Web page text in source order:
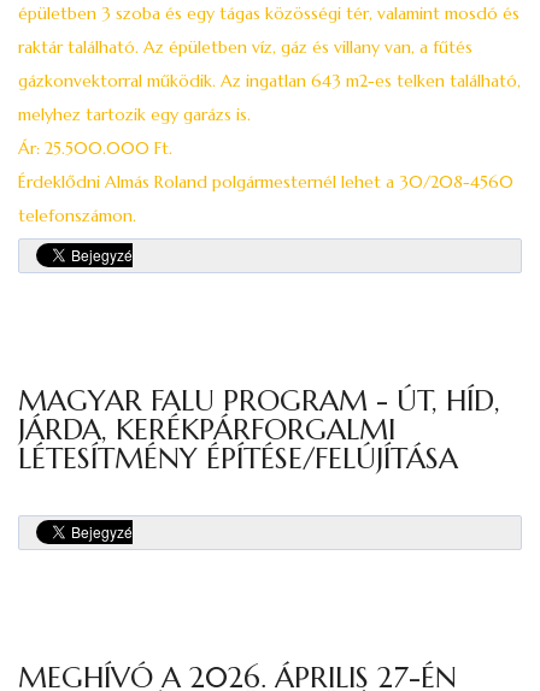
épületben 3 szoba és egy tágas közösségi tér, valamint mosdó és
raktár található. Az épületben víz, gáz és villany van, a fűtés
gázkonvektorral működik. Az ingatlan 643 m2-es telken található,
melyhez tartozik egy garázs is.
Ár: 25.500.000 Ft.
Érdeklődni Almás Roland polgármesternél lehet a 30/208-4560
telefonszámon.
MAGYAR FALU PROGRAM - ÚT, HÍD,
JÁRDA, KERÉKPÁRFORGALMI
LÉTESÍTMÉNY ÉPÍTÉSE/FELÚJÍTÁSA
MEGHÍVÓ A 2026. ÁPRILIS 27-ÉN